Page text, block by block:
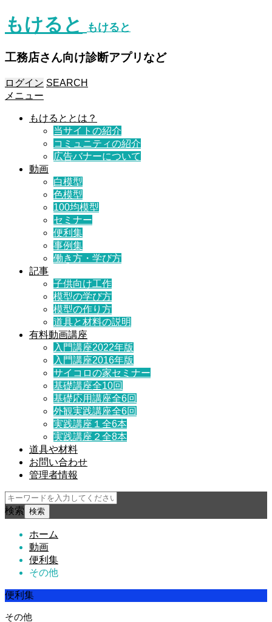
もけると もけると
工務店さん向け診断アプリなど
ログイン SEARCH
メニュー
もけるととは？
当サイトの紹介
コミュニティの紹介
広告バナーについて
動画
白模型
色模型
100均模型
セミナー
便利集
事例集
働き方・学び方
記事
子供向け工作
模型の学び方
模型の作り方
道具と材料の説明
有料動画講座
入門講座2022年版
入門講座2016年版
サイコロの家セミナー
基礎講座全10回
基礎応用講座全6回
外観実践講座全6回
実践講座１全6本
実践講座２全8本
道具や材料
お問い合わせ
管理者情報
検索
ホーム
動画
便利集
その他
便利集
その他